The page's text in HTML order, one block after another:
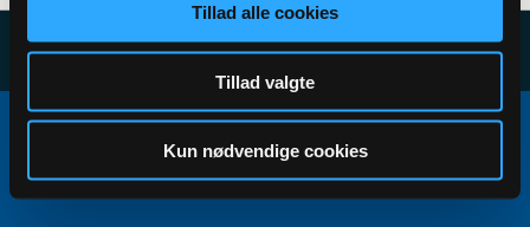
Tillad alle cookies
Tillad valgte
Kun nødvendige cookies
Copyright ©2000 - 2026, Jelsoft Enterprises Ltd.
All times are GMT+1. This page was generated at 00:08.